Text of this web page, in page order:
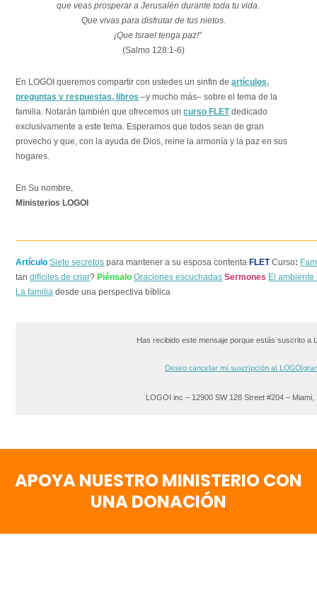
que veas prosperar a Jerusalén durante toda tu vida.
Que vivas para disfrutar de tus nietos.
¡Que Israel tenga paz!”
(Salmo 128:1-6)
En LOGOI queremos compartir con ustedes un sinfin deartículos,
preguntas y respuestas, libros –y mucho más– sobre el tema de la
familia. Notarán también que ofrecemos uncurso FLETdedicado
exclusivamente a este tema. Esperamos que todos sean de gran
provecho y que, con la ayuda de Dios, reine la armonía y la paz en sus
hogares.
En Su nombre,
Ministerios LOGOI
Artículo Siete secretos para mantener a su esposa contenta FLETCurso:
tandifíciles de criar? Piénsalo Oraciones escuchadas Sermones El
La familia desde una perspectiva bíblica
Has recibido este mensaje porque estás suscrito a
Deseo cancelar mi suscripción al
LOGOI inc – 12900 SW 128 Street #204 – Miami,
APOYA NUESTRO MINISTERIO CON
UNA DONACIÓN